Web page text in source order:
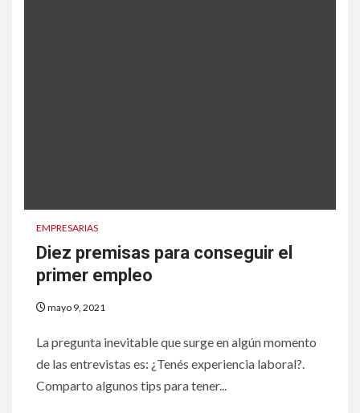
EMPRESARIAS
Diez premisas para conseguir el
primer empleo
mayo 9, 2021
La pregunta inevitable que surge en algún momento
de las entrevistas es: ¿Tenés experiencia laboral?.
Comparto algunos tips para tener...